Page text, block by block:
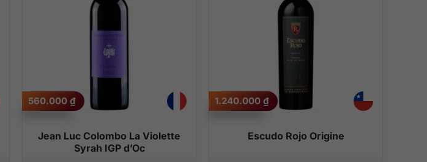
Jean Luc Colombo La Violette
Syrah IGP d’Oc
560.000 ₫
Escudo Rojo Origine
1.240.000 ₫